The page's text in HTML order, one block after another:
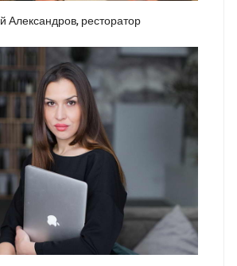
Александров, ресторатор